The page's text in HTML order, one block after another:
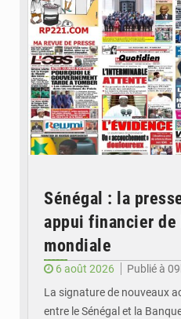
Sénégal : la
appui financier de
mondiale
6 août 2026
Publié à
La signature de nouveaux
entre le Sénégal et la